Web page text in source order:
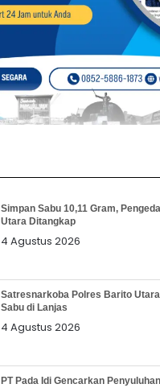
Simpan Sabu 10,11 Gram,
Utara Ditangkap
4 Agustus 2026
Satresnarkoba Polres Barito
Sabu di Lanjas
4 Agustus 2026
PT Pada Idi Gencarkan